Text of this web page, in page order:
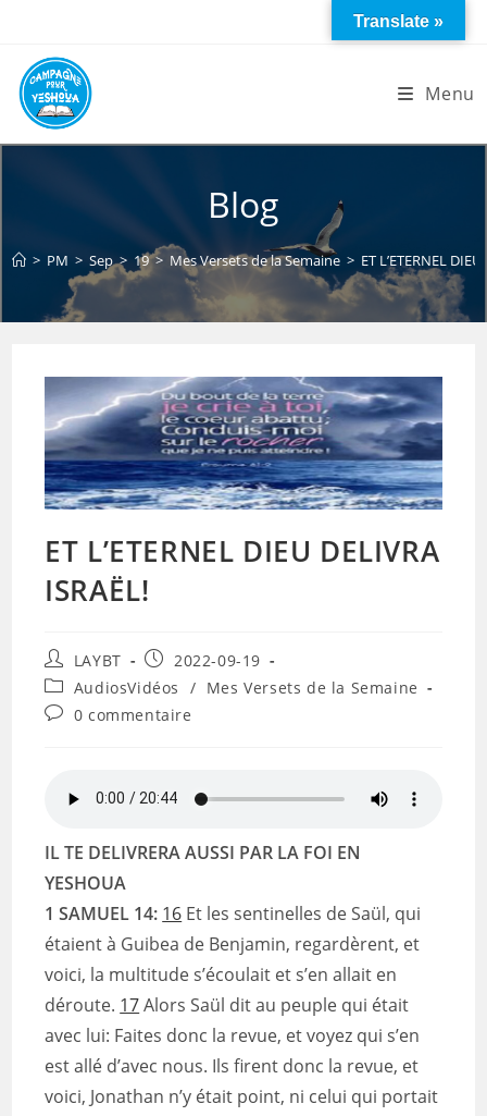
content
Menu
Blog
> PM > Sep > 19 > Mes Versets de la Semaine > ET L’ETERNEL
ET L’ETERNEL DIEU DELIVRA
ISRAËL!
Auteur/autrice
de
la
publication :
LAYBT
Publication
publiée :
2022-09-19
Post
category:
AudiosVidéos / Mes Versets de la Semaine
Commentaires
0 commentaire
IL TE DELIVRERA AUSSI PAR LA FOI EN
YESHOUA
1 SAMUEL 14: 16 Et les sentinelles de Saül, qui
étaient à Guibea de Benjamin, regardèrent, et
voici, la multitude s’écoulait et s’en allait en
déroute. 17Alors Saül dit au peuple qui était
avec lui: Faites donc la revue, et voyez qui s’en
est allé d’avec nous. Ils firent donc la revue, et
voici, Jonathan n’y était point, ni celui qui portait
Translate »